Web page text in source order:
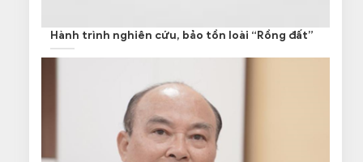
Hành trình nghiên cứu, bảo tồn loài “Rồng đất”